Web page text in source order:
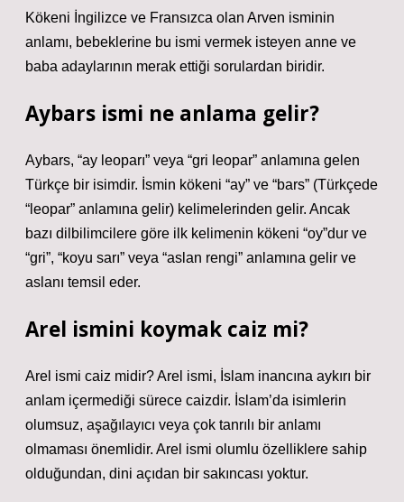
Kökeni İngilizce ve Fransızca olan Arven isminin
anlamı, bebeklerine bu ismi vermek isteyen anne ve
baba adaylarının merak ettiği sorulardan biridir.
Aybars ismi ne anlama gelir?
Aybars, “ay leoparı” veya “gri leopar” anlamına gelen
Türkçe bir isimdir. İsmin kökeni “ay” ve “bars” (Türkçede
“leopar” anlamına gelir) kelimelerinden gelir. Ancak
bazı dilbilimcilere göre ilk kelimenin kökeni “oy”dur ve
“gri”, “koyu sarı” veya “aslan rengi” anlamına gelir ve
aslanı temsil eder.
Arel ismini koymak caiz mi?
Arel ismi caiz midir? Arel ismi, İslam inancına aykırı bir
anlam içermediği sürece caizdir. İslam’da isimlerin
olumsuz, aşağılayıcı veya çok tanrılı bir anlamı
olmaması önemlidir. Arel ismi olumlu özelliklere sahip
olduğundan, dini açıdan bir sakıncası yoktur.